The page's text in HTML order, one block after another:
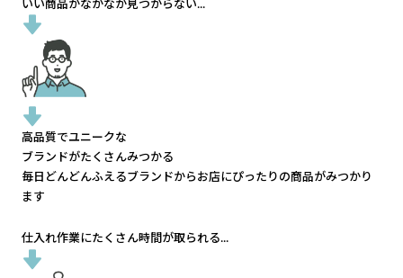
高品質でユニークな
ブランドがたくさんみつかる
毎日どんどんふえるブランドからお店にぴったりの商品がみつかり
ます
仕入れ作業にたくさん時間が取られる...